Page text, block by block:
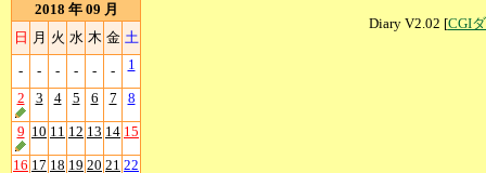
2018 年 09 月
日 月 火 水 木 金 土
- - - - - - 1
2 3 4 5 6 7 8
9 10 11 12 13 14 15
16 17 18 19 20 21 22
Diary V2.02 [CGI